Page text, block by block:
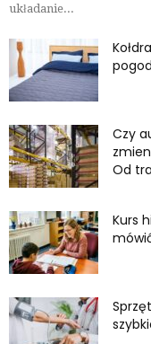
układanie...
Czy
Od
Kurs